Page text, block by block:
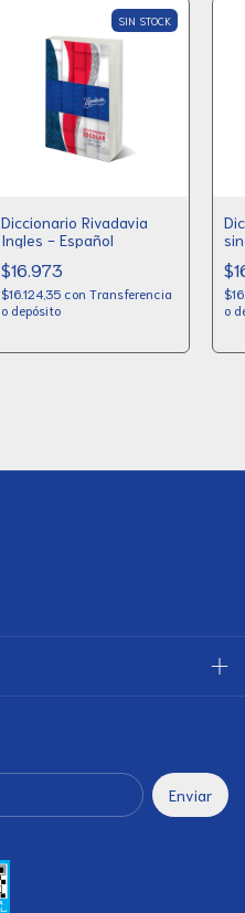
SIN STOCK
Diccionario Rivadavia
Ingles - Español
$16.973
$16.124,35 con Transferencia
o depósito
o